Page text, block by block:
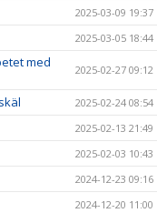
2025-03-09 19:37
2025-03-05 18:44
med
2025-02-27 09:12
2025-02-24 08:54
2025-02-13 21:49
2025-02-03 10:43
2024-12-23 09:16
2024-12-20 11:00